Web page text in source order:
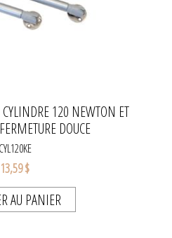
120 NEWTON ET
DOUCE
CYL120KE
13,59 $
AU PANIER